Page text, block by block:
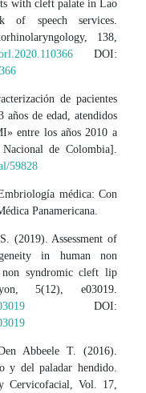
with cleft palate in Lao
of speech services.
138,
DOI:
de pacientes
de edad, atendidos
entre los años 2010 a
de Colombia].
59828
médica: Con
Panamericana.
(2019). Assessment of
in human non
non syndromic cleft lip
5(12), e03019.
DOI:
Abbeele T. (2016).
y del paladar hendido.
Cervicofacial, Vol. 17,